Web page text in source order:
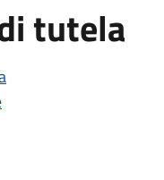
tutela